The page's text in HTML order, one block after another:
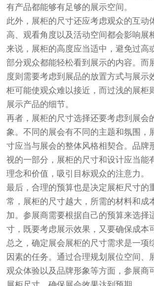
有产品都能够有足够的展示空间。
此外，展柜的尺寸还应考虑观众的互动
高、观看角度以及活动空间都会影响展
来说，展柜的高度应当适中，避免过高
部分观众都能轻松看到展示的内容。而
度则需要考虑到展品的放置方式与展示
柜可能使观众难以接近，而过浅的展柜
展示产品的细节。
再者，展柜的尺寸选择还要考虑到展会
象。不同的展会有不同的主题和氛围，
寸应当与展会的整体风格相契合。品牌
视的一部分，展柜的尺寸和设计应当能
理念和价值，吸引目标观众的注意力。
最后，合理的预算也是决定展柜尺寸的
常，展柜的尺寸越大，所需的材料和成
加。参展商需要根据自己的预算来选择
寸，既要考虑展示效果，又要确保成本
总之，确定展会展柜的尺寸需求是一项
因素的任务。通过合理规划展位空间、
观众体验以及品牌形象等方面，参展商